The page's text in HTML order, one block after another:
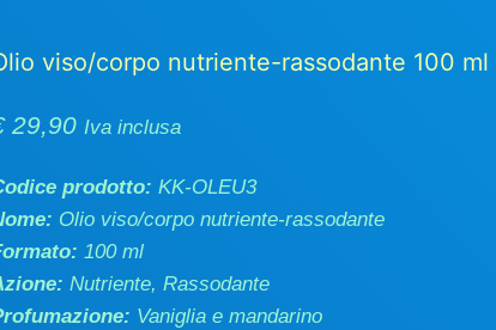
viso/corpo nutriente-rassodante 100 ml
29,90 Iva inclusa
prodotto: KK-OLEU3
Olio viso/corpo nutriente-rassodante
100 ml
Nutriente, Rassodante
Vaniglia e mandarino